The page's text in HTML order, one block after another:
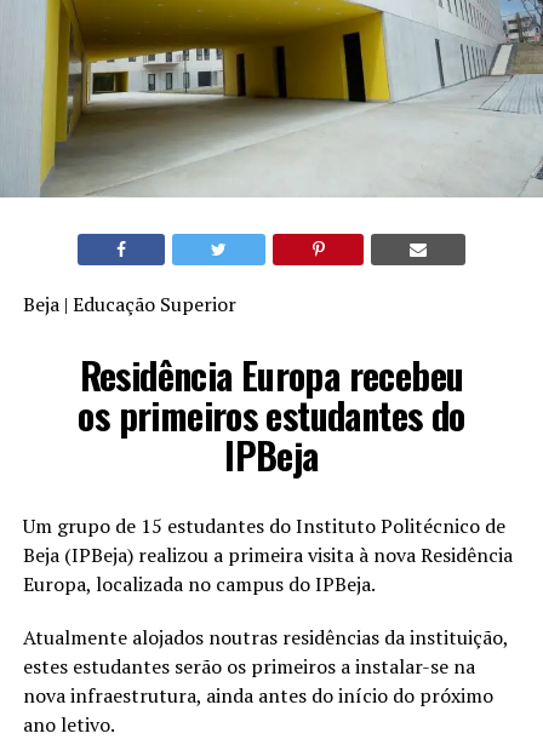
Beja | Educação Superior
Residência Europa recebeu
os primeiros estudantes do
IPBeja
Um grupo de 15 estudantes do Instituto Politécnico de
Beja (IPBeja) realizou a primeira visita à nova Residência
Europa, localizada no campus do IPBeja.
Atualmente alojados noutras residências da instituição,
estes estudantes serão os primeiros a instalar-se na
nova infraestrutura, ainda antes do início do próximo
ano letivo.